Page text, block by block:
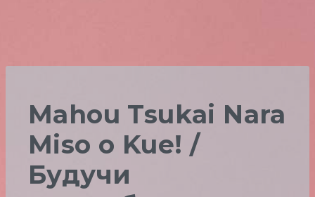
Mahou Tsukai Nara
Miso o Kue! /
Будучи